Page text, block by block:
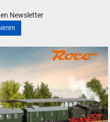
Newsletter